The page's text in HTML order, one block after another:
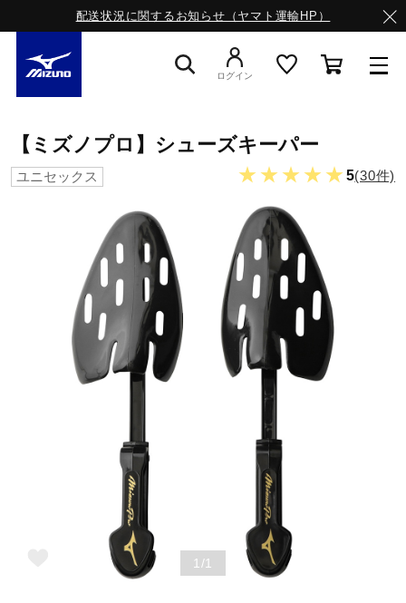
配送状況に関するお知らせ（ヤマト運輸HP）
スニーカー
ランニング
サッカー／フットサル
トレーニング
ゴルフ
ログイン
【ミズノプロ】シューズキーパー
ユニセックス ★★★★★ 5(30件)
1/1